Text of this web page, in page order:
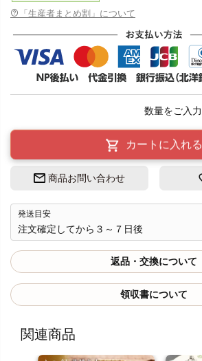
「生産者まとめ割」について
カートに入れる
商品お問い合わせ
発送目安
注文確定してから３～７日後
返品・交換について
領収書について
関連商品